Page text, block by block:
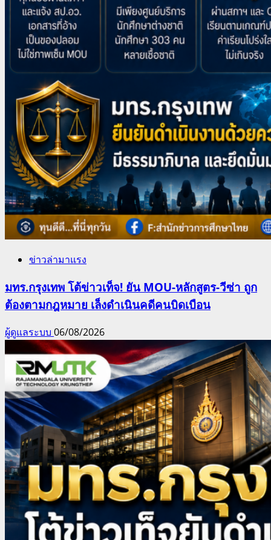
ข่าวล่ามาแรง
มทร.กรุงเทพ โต้ข่าวเท็จ! ยัน MOU-หลักสูตร-วีซ่า ถูก
ต้องตามกฎหมาย เล็งดำเนินคดีคนบิดเบือน
ผู้ดูแลระบบ 06/08/2026